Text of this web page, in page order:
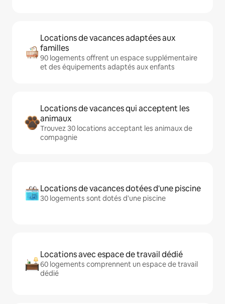
Locations de vacances adaptées aux
familles
90 logements offrent un espace supplémentaire
et des équipements adaptés aux enfants
Locations de vacances qui acceptent les
animaux
Trouvez 30 locations acceptant les animaux de
compagnie
Locations de vacances dotées d'une piscine
30 logements sont dotés d'une piscine
Locations avec espace de travail dédié
60 logements comprennent un espace de travail
dédié